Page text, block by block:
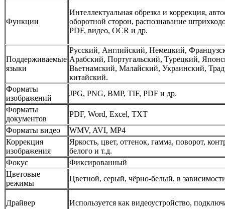
Функции
Интеллектуальная обрезка и коррекция,
оборотной сторон, распознавание
PDF, видео, OCR и др.
Поддерживаемые
языки
Русский, Английский, Немецкий,
Арабский, Португальский, Турецкий,
Вьетнамский, Малайский, Украинский,
китайский.
Форматы
изображений
JPG, PNG, BMP, TIF, PDF и др.
Форматы
документов
PDF, Word, Excel, TXT
Форматы видео
WMV, AVI, MP4
Коррекция
изображения
Яркость, цвет, оттенок, гамма, поворот,
белого и т.д.
Фокус
Фиксированный
Цветовые
режимы
Цветной, серый, чёрно-белый, в
Драйвер Используется как видеоустройство,